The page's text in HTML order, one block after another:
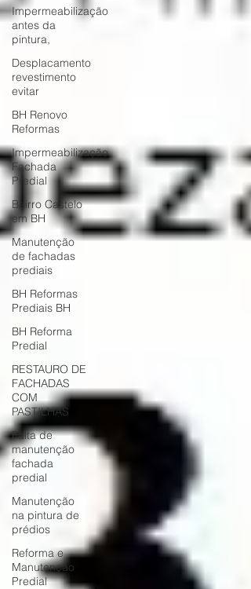
Impermeabilização
antes da
pintura,
Desplacamento
revestimento
evitar
BH Renovo
Reformas
Impermeabilização
Fachada
Predial
Bairro Castelo
em BH
Manutenção
de fachadas
prediais
BH Reformas
Prediais BH
BH Reforma
Predial
RESTAURO DE
FACHADAS
COM
PASTILHAS
Falta de
manutenção
fachada
predial
Manutenção
na pintura de
prédios
Reforma e
Manutenção
Predial